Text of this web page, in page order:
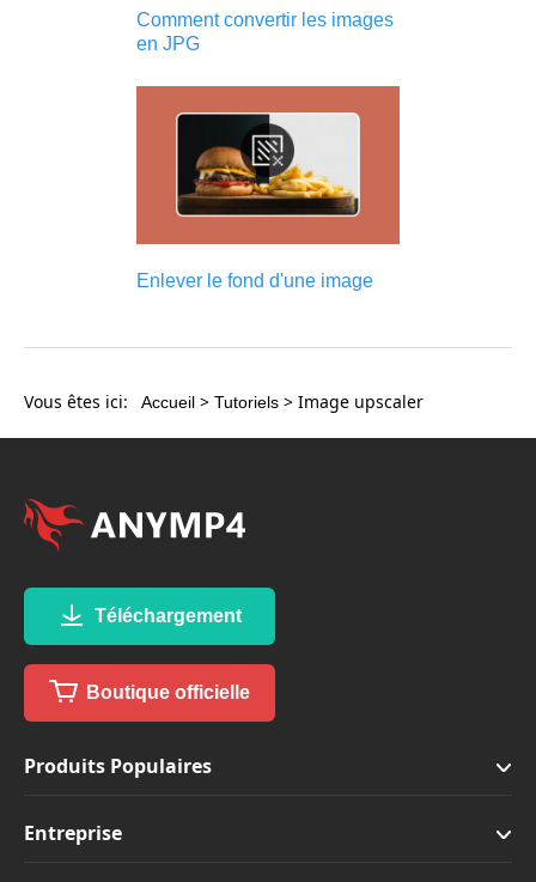
Comment convertir les images
en JPG
Enlever le fond d'une image
Vous êtes ici: Accueil > Tutoriels > Image upscaler
Téléchargement
Boutique officielle
Produits Populaires
Entreprise